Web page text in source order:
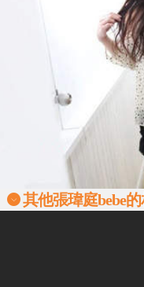
其他張瑋庭bebe